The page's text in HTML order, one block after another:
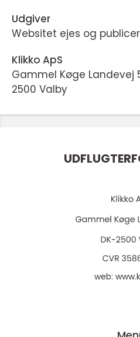
Udgiver
Websitet ejes og
Klikko ApS
Gammel Køge Landevej
2500 Valby
web: